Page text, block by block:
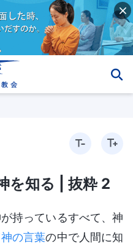
を知る | 抜粋 2
持っているすべて、神
神の言葉の中で人間に知